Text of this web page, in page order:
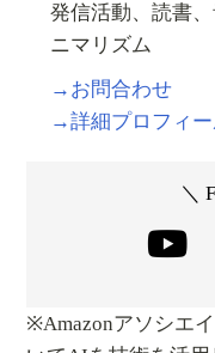
発信活動、読書
ニマリズム
→お問合わせ
→詳細プロフィ
＼
※Amazonアソシエ